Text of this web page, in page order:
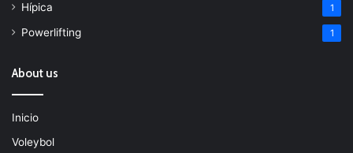
Hípica 1
Powerlifting 1
About us
Inicio
Voleybol